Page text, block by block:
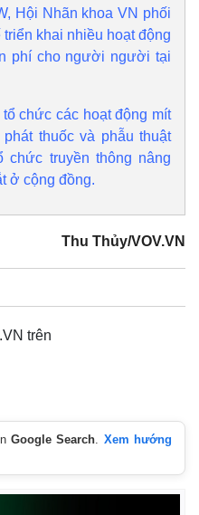
Hội Nhãn khoa VN phối
khai nhiều hoạt động
phí cho người người tại
chức các hoạt động mít
thuốc và phẫu thuật
chức truyền thông nâng
ở cộng đồng.
Thu Thủy/VOV.VN
trên
Google Search. Xem hướng